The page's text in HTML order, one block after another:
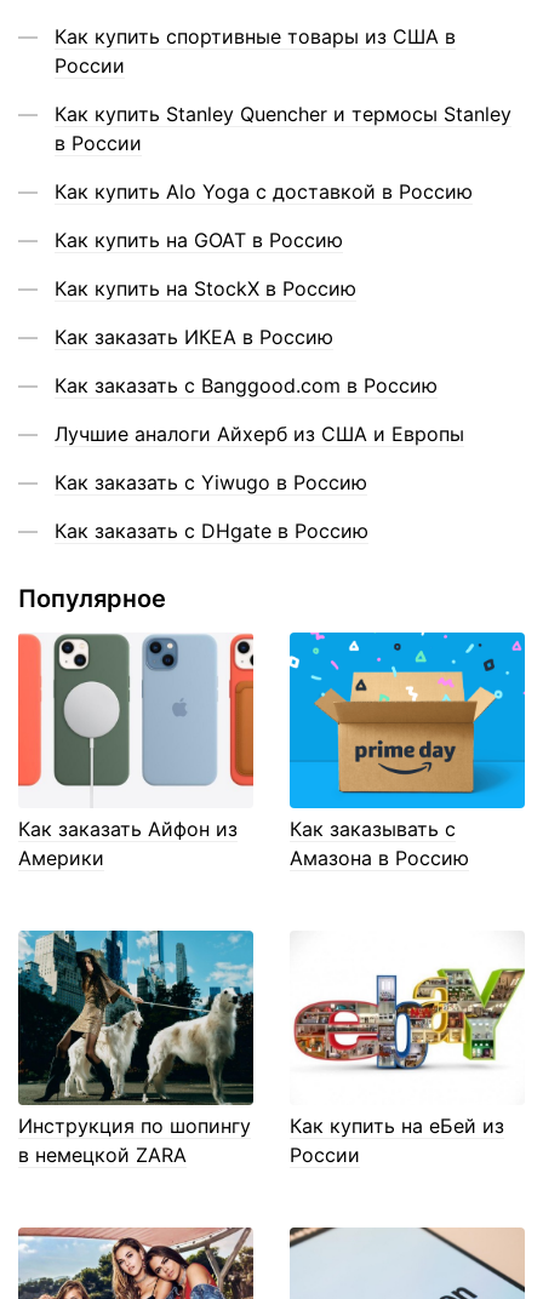
Как купить спортивные товары из США в
России
Как купить Stanley Quencher и термосы Stanley
в России
Как купить Alo Yoga с доставкой в Россию
Как купить на GOAT в Россию
Как купить на StockX в Россию
Как заказать ИКЕА в Россию
Как заказать с Banggood.com в Россию
Лучшие аналоги Айхерб из США и Европы
Как заказать с Yiwugo в Россию
Как заказать с DHgate в Россию
Популярное
Как заказать Айфон из
Америки
Как заказывать с
Амазона в Россию
Инструкция по шопингу
в немецкой ZARA
Как купить на еБей из
России